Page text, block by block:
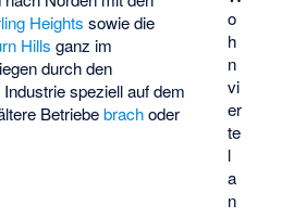
o
h
n
vi
er
te
l
a
n
Heights sowie die
Hills ganz im
durch den
speziell auf dem
Betriebebrachoder